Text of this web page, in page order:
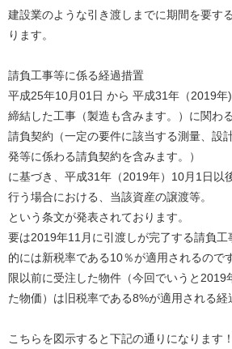
建設業のような引き渡しまでに期間を要す
ります。
請負工事等に係る経過措置
平成25年10月01日 から 平成31年（2019年
締結した工事（製造も含みます。）に関わる
請負契約（一定の要件に該当する測量、設
発等に係わる請負契約を含みます。）
に基づき、平成31年（2019年）10月1日以
行う場合における、当該資産の譲渡等。
という条文が発表されております。
要は2019年11月に引渡しが完了する請負工
的には新税率である10％が適用されるので
限以前に受注した物件（今回でいうと2019
た物価）は旧税率である8%が適用される経
こちらを図示すると下記の通りになります！